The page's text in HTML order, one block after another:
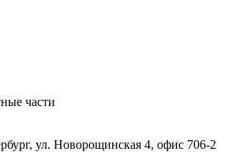
части
ул. Новорощинская 4, офис 706-2